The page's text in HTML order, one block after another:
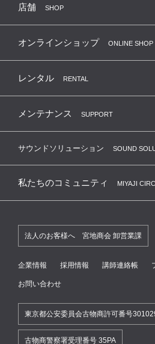
店舗 SHOP
オンラインショップ ONLINE SHOP
レンタル RENTAL
メンテナンス SUPPORT
サウンドソリューション SOUND
私たちのコミュニティ MIYAJI
法人のお客様へ 宮地商会 卸営業課
企業情報 採用情報 講師連絡帳
お問い合わせ
東京都公安委員会古物商許可番号
古物商警察署受理番号 35PA